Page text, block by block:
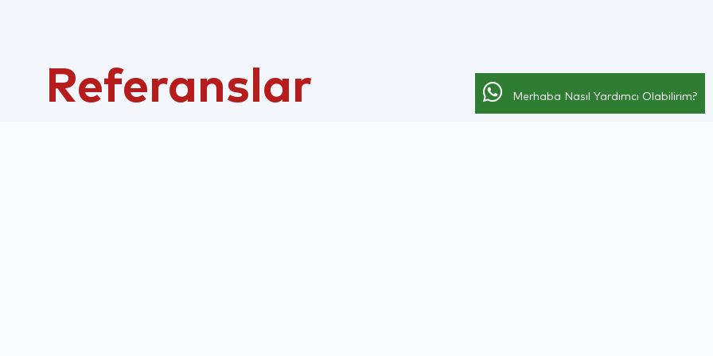
Referanslar Merhaba Nasıl Yardımcı Olabilirim?